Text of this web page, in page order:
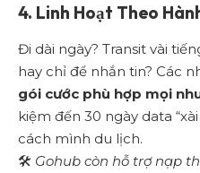
4. Linh Hoạt Theo
Đi dài ngày? Transit vài
hay chỉ để nhắn tin? Các
gói cước phù hợp mọi
kiệm đến 30 ngày data
cách mình du lịch.
🛠 Gohub còn hỗ trợ nạp